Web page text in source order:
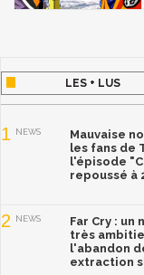
LES + LUS
1 NEWS
Mauvaise
les fans de
l'épisode
repoussé à
2 NEWS
Far Cry : un
très
l'abandon
extraction